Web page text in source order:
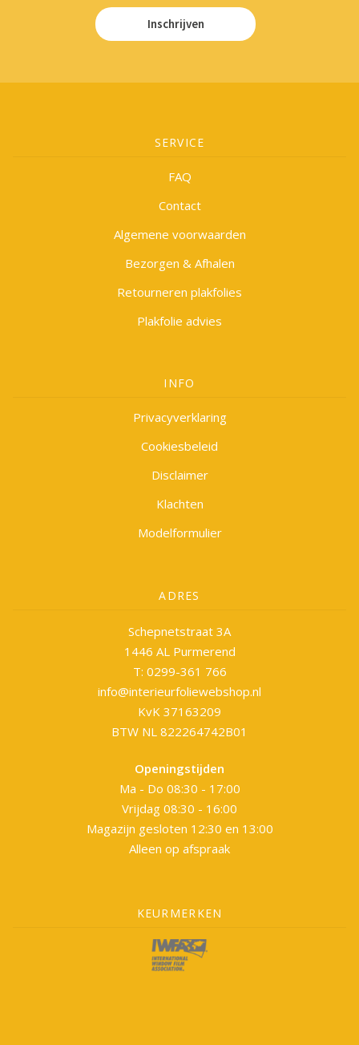
Inschrijven
SERVICE
FAQ
Contact
Algemene voorwaarden
Bezorgen & Afhalen
Retourneren plakfolies
Plakfolie advies
INFO
Privacyverklaring
Cookiesbeleid
Disclaimer
Klachten
Modelformulier
ADRES
Schepnetstraat 3A
1446 AL Purmerend
T: 0299-361 766
info@interieurfoliewebshop.nl
KvK 37163209
BTW NL 822264742B01
Openingstijden
Ma - Do 08:30 - 17:00
Vrijdag 08:30 - 16:00
Magazijn gesloten 12:30 en 13:00
Alleen op afspraak
KEURMERKEN